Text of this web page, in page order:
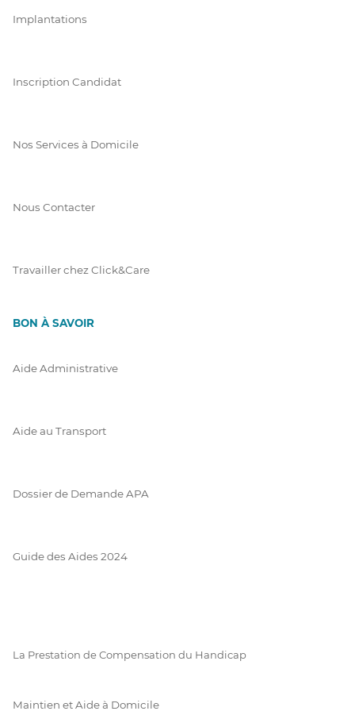
Implantations
Inscription Candidat
Nos Services à Domicile
Nous Contacter
Travailler chez Click&Care
BON À SAVOIR
Aide Administrative
Aide au Transport
Dossier de Demande APA
Guide des Aides 2024
La Prestation de Compensation du Handicap
Maintien et Aide à Domicile